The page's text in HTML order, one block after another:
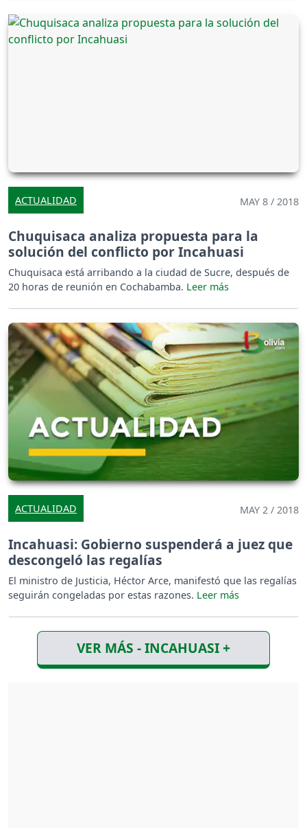
ACTUALIDAD MAY 8 / 2018
Chuquisaca analiza propuesta para la
solución del conflicto por Incahuasi
Chuquisaca está arribando a la ciudad de Sucre, después de
20 horas de reunión en Cochabamba.
ACTUALIDAD MAY 2 / 2018
Incahuasi: Gobierno suspenderá a juez que
descongeló las regalías
El ministro de Justicia, Héctor Arce, manifestó que las regalías
seguirán congeladas por estas razones.
VER MÁS - INCAHUASI +